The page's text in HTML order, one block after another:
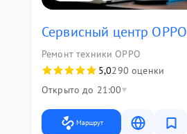
Сервисный центр OPPO
Ремонт техники OPPO
5,0290 оценки
Открыто до 21:00
Маршрут